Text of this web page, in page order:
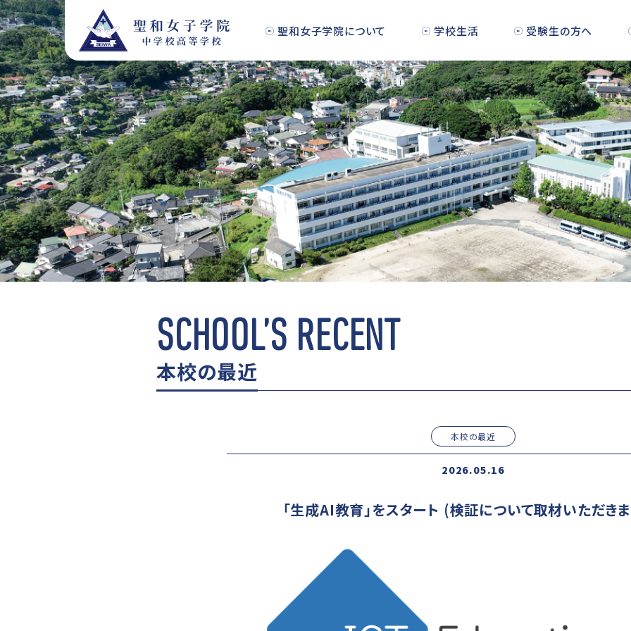
S
k
i
p
t
o
c
o
n
t
e
n
t
聖和女子学院について 学校生活 受験生の方へ
SCHOOL’S RECENT
本校の最近
本校の最近
2026.05.16
「生成AI教育」をスタート (検証について取材いただき